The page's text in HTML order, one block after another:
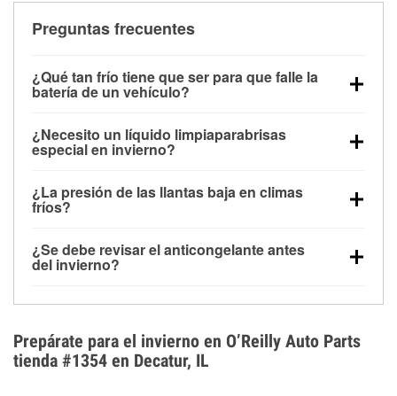
Preguntas frecuentes
¿Qué tan frío tiene que ser para que falle la
batería de un vehículo?
debajo de los 32 °F y puede perder hasta la mitad de
su potencia de arranque cerca de los 0 °F, lo que
arranque.
¿Necesito un líquido limpiaparabrisas
especial en invierno?
la congelación y ayuda a disolver la sal y la nieve
derretida en la carretera para mejorar la visibilidad.
¿La presión de las llantas baja en climas
fríos?
alrededor de 1 PSI por cada 10 °F que baja la
temperatura. Puedes obtener más información sobre
¿Se debe revisar el anticongelante antes
del invierno?
el sobrecalentamiento en condiciones de frío
extremo. Aprende cómo comprobar la protección
anticongelante en nuestra sección How-To.
Prepárate para el invierno en O’Reilly Auto Parts
tienda #1354 en Decatur, IL